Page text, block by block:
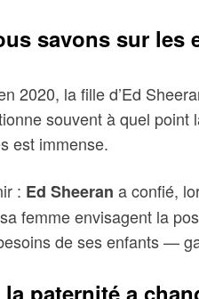
savons sur les
2020, la fille d’Ed
souvent à quel
est immense.
: Ed Sheeran a confié,
femme envisagent la
de ses enfants —
paternité a